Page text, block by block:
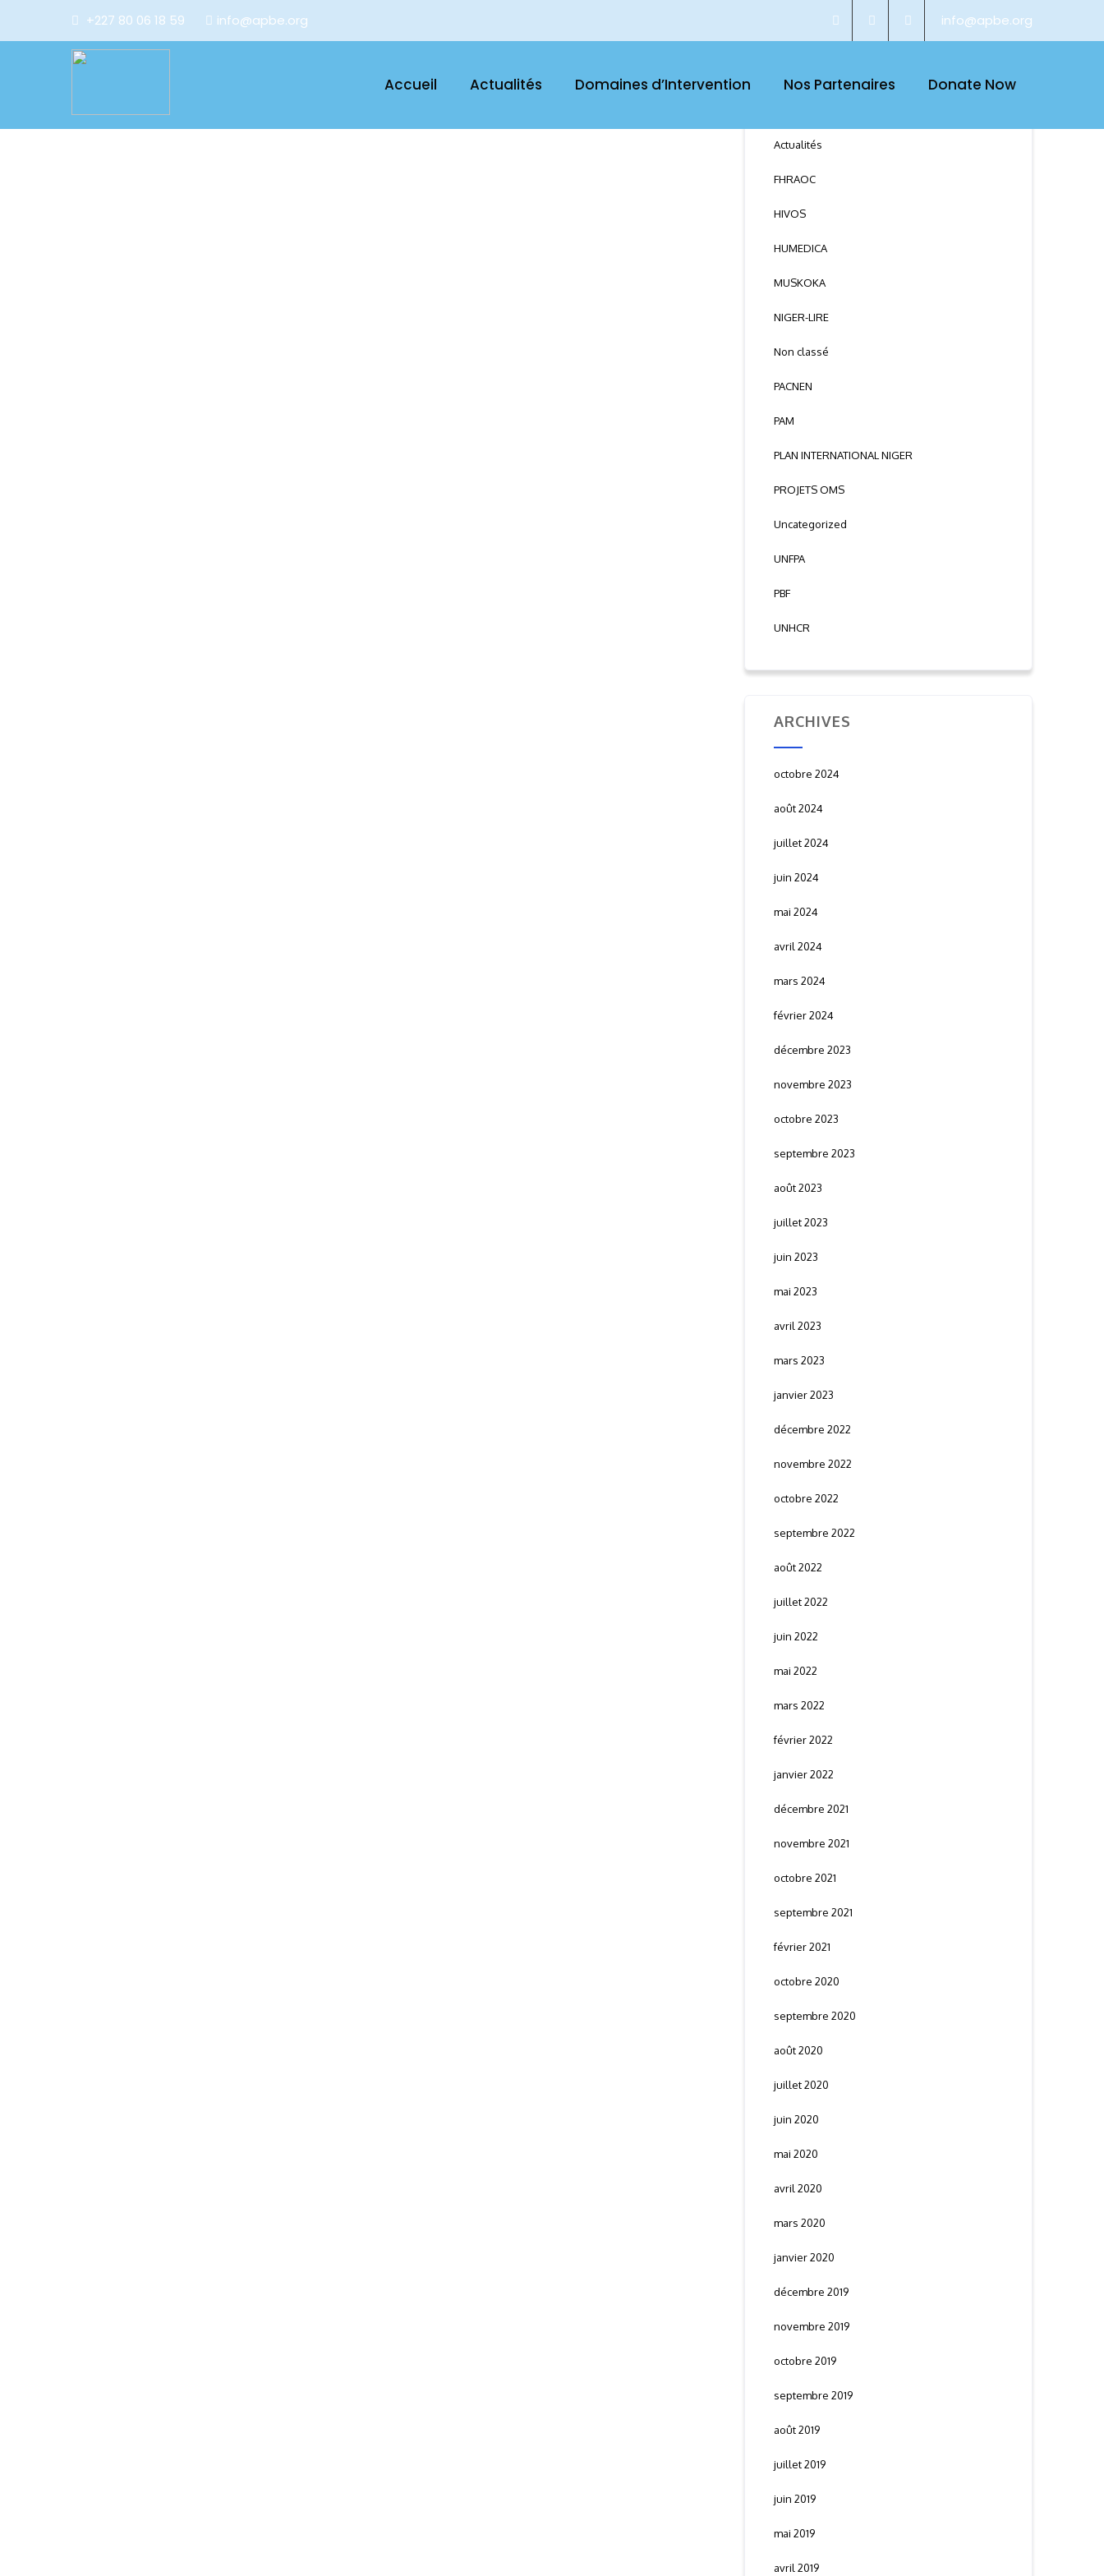
+227 80 06 18 59 info@apbe.org info@apbe.org
Accueil Actualités Domaines d’Intervention Nos Partenaires Donate Now
CATEGORY
Actualités
FHRAOC
HIVOS
HUMEDICA
MUSKOKA
NIGER-LIRE
Non classé
PACNEN
PAM
PLAN INTERNATIONAL NIGER
PROJETS OMS
Uncategorized
UNFPA
PBF
UNHCR
ARCHIVES
octobre 2024
août 2024
juillet 2024
juin 2024
mai 2024
avril 2024
mars 2024
février 2024
décembre 2023
novembre 2023
octobre 2023
septembre 2023
août 2023
juillet 2023
juin 2023
mai 2023
avril 2023
mars 2023
janvier 2023
décembre 2022
novembre 2022
octobre 2022
septembre 2022
août 2022
juillet 2022
juin 2022
mai 2022
mars 2022
février 2022
janvier 2022
décembre 2021
novembre 2021
octobre 2021
septembre 2021
février 2021
octobre 2020
septembre 2020
août 2020
juillet 2020
juin 2020
mai 2020
avril 2020
mars 2020
janvier 2020
décembre 2019
novembre 2019
octobre 2019
septembre 2019
août 2019
juillet 2019
juin 2019
mai 2019
avril 2019